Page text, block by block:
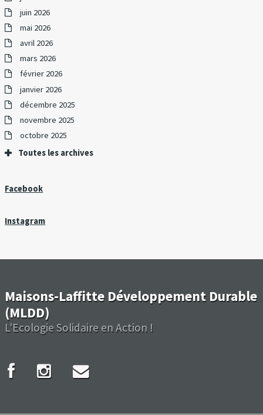
juin 2026
mai 2026
avril 2026
mars 2026
février 2026
janvier 2026
décembre 2025
novembre 2025
octobre 2025
Toutes les archives
Facebook
Instagram
Maisons-Laffitte Développement Durable
(MLDD)
L'Ecologie Solidaire en Action !